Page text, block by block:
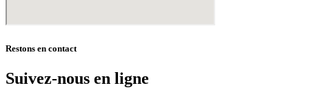
Restons en contact
Suivez-nous en ligne